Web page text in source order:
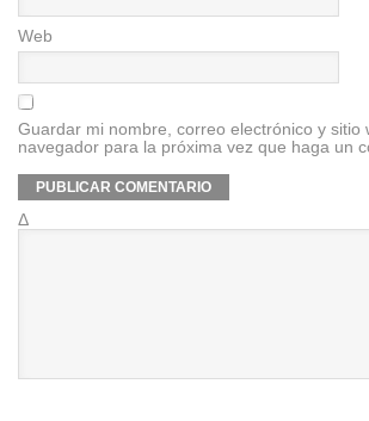
Web
Guardar mi nombre, correo electrónico y sitio
navegador para la próxima vez que haga un
Δ